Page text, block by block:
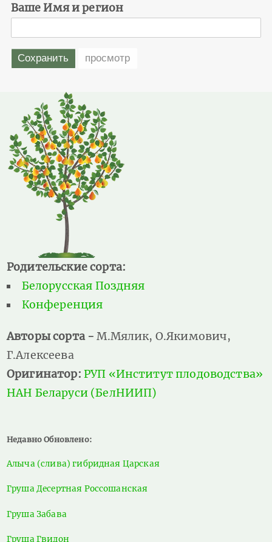
Ваше Имя и регион
Родительские сорта:
Белорусская Поздняя
Конференция
Авторы сорта -М.Мялик, О.Якимович,
Г.Алексеева
Оригинатор: РУП «Институт плодоводства»
НАН Беларуси (БелНИИП)
Недавно Обновлено:
Алыча (слива) гибридная Царская
Груша Десертная Россошанская
Груша Забава
Груша Гвидон